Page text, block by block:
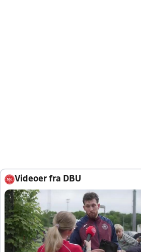
Videoer fra DBU